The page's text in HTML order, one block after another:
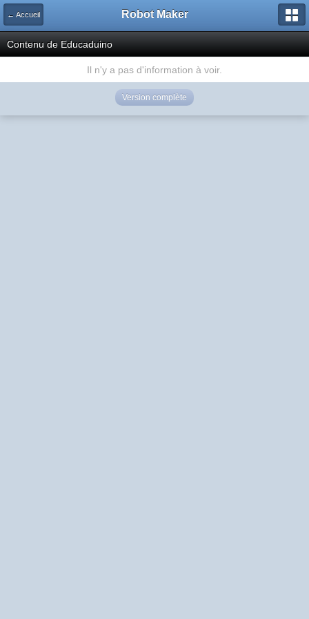
← Accueil Robot Maker
Contenu de Educaduino
Il n'y a pas d'information à voir.
Version complète